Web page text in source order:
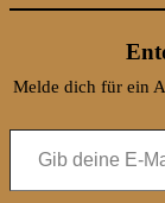
Melde dich für ein
Gib deine E-Mail-Adresse ein ...